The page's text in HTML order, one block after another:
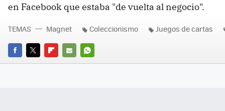
en Facebook que estaba "de vuelta al negocio".
FACEBOOK
TWITTERFLIPBOARD
E-
WHATSAPP
TEMAS Magnet Coleccionismo Juegos de cartas